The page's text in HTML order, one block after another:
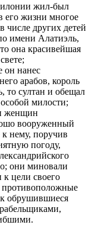
жил-был
его жизни многое
числе других детей
имени Алатиэль,
она красивейшая
он нанес
арабов, король
то султан и обещал
милости;
женщин
вооруженный
нему, поручив
погоду,
они миновали
цели своего
противоположные
обрушившиеся